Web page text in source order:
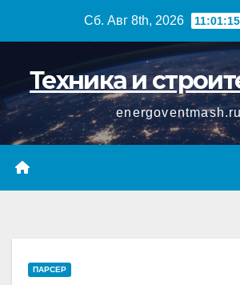
Сб. Авг 8th, 2026
Техника и
ПАРСЕР